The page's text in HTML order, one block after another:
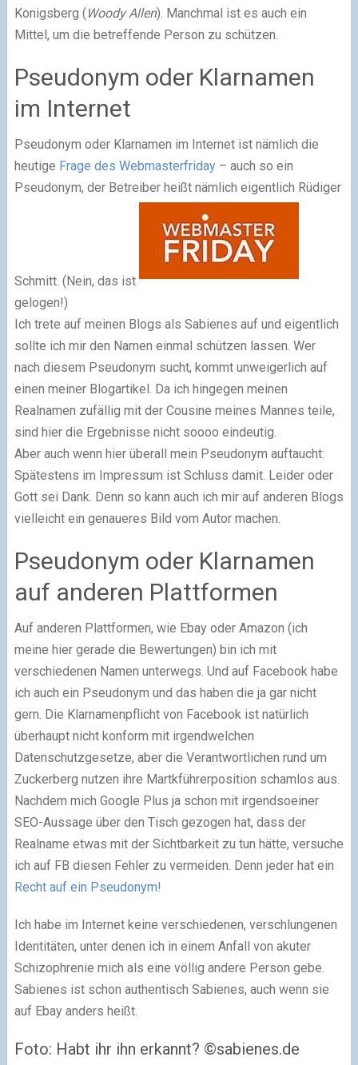
Konigsberg (Woody Allen). Manchmal ist es auch ein
Mittel, um die betreffende Person zu schützen.
Pseudonym oder Klarnamen
im Internet
Pseudonym oder Klarnamen im Internet ist nämlich die
heutige Frage des Webmasterfriday– auch so ein
Pseudonym, der Betreiber heißt nämlich eigentlich Rüdiger
Schmitt. (Nein, das ist
gelogen!)
Ich trete auf meinen Blogs als Sabienes auf und eigentlich
sollte ich mir den Namen einmal schützen lassen. Wer
nach diesem Pseudonym sucht, kommt unweigerlich auf
einen meiner Blogartikel. Da ich hingegen meinen
Realnamen zufällig mit der Cousine meines Mannes teile,
sind hier die Ergebnisse nicht soooo eindeutig.
Aber auch wenn hier überall mein Pseudonym auftaucht:
Spätestens im Impressum ist Schluss damit. Leider oder
Gott sei Dank. Denn so kann auch ich mir auf anderen Blogs
vielleicht ein genaueres Bild vom Autor machen.
Pseudonym oder Klarnamen
auf anderen Plattformen
Auf anderen Plattformen, wie Ebay oder Amazon (ich
meine hier gerade die Bewertungen) bin ich mit
verschiedenen Namen unterwegs. Und auf Facebook habe
ich auch ein Pseudonym und das haben die ja gar nicht
gern. Die Klarnamenpflicht von Facebook ist natürlich
überhaupt nicht konform mit irgendwelchen
Datenschutzgesetze, aber die Verantwortlichen rund um
Zuckerberg nutzen ihre Martkführerposition schamlos aus.
Nachdem mich Google Plus ja schon mit irgendsoeiner
SEO-Aussage über den Tisch gezogen hat, dass der
Realname etwas mit der Sichtbarkeit zu tun hätte, versuche
ich auf FB diesen Fehler zu vermeiden. Denn jeder hat ein
Recht auf ein Pseudonym!
Ich habe im Internet keine verschiedenen, verschlungenen
Identitäten, unter denen ich in einem Anfall von akuter
Schizophrenie mich als eine völlig andere Person gebe.
Sabienes ist schon authentisch Sabienes, auch wenn sie
auf Ebay anders heißt.
Foto: Habt ihr ihn erkannt? ©sabienes.de